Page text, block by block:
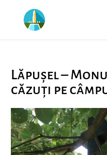
Lăpușel –
căzuți pe